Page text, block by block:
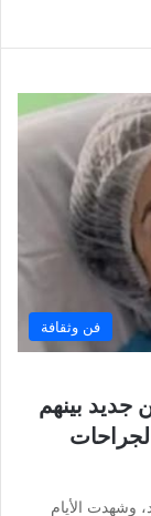
فن وثقافة
بينهم
الأيام